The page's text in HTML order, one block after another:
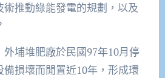
推動綠能發電的規劃，以及
埔堆肥廠於民國97年10月停
損壞而閒置近10年，形成環